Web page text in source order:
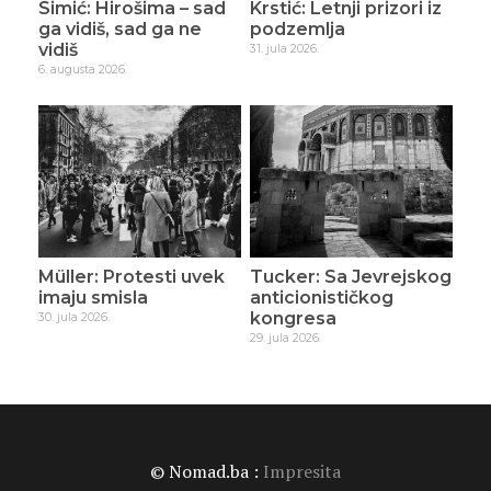
Simić: Hirošima – sad
ga vidiš, sad ga ne
vidiš
6. augusta 2026.
Krstić: Letnji prizori iz
podzemlja
31. jula 2026.
Müller: Protesti uvek
imaju smisla
30. jula 2026.
Tucker: Sa Jevrejskog
anticionističkog
kongresa
29. jula 2026.
© Nomad.ba : Impresita